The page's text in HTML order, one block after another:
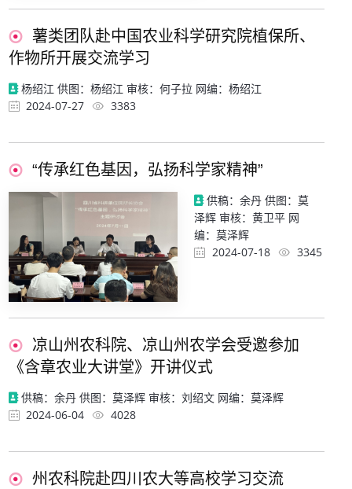
薯类团队赴中国农业科学研究院植保所、
作物所开展交流学习
杨绍江 供图：杨绍江 审核：何子拉 网编：杨绍江
2024-07-27
3383
“传承红色基因，弘扬科学家精神”
供稿：余丹 供图：莫
泽辉 审核：黄卫平 网
编：莫泽辉
2024-07-18
3345
凉山州农科院、凉山州农学会受邀参加
《含章农业大讲堂》开讲仪式
供稿：余丹 供图：莫泽辉 审核：刘绍文 网编：莫泽辉
2024-06-04
4028
州农科院赴四川农大等高校学习交流